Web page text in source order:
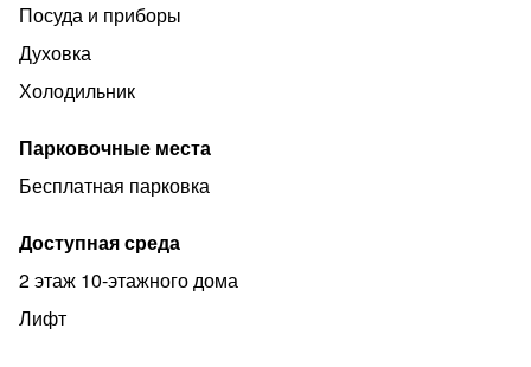
Посуда и приборы
Духовка
Холодильник
Парковочные места
Бесплатная парковка
Доступная среда
2 этаж 10-этажного дома
Лифт